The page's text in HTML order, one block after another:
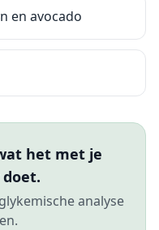
en avocado
het met je
analyse